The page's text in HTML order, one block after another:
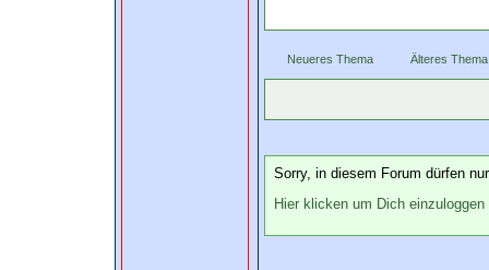
Neueres Thema Älteres Thema
Sorry, in diesem Forum dürfen
Hier klicken um Dich einzuloggen